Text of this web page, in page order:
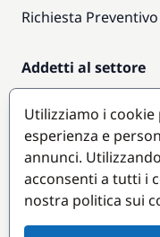
Richiesta Preventivo
Addetti al settore
Accesso armatori
Diventare partner
Destinazioni
Utilizziamo i
esperienza e
annunci.
acconsenti a tutti i
nostra politica sui